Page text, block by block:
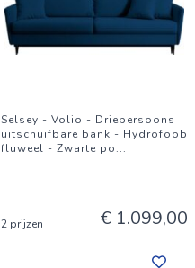
Selsey - Volio - Driepersoons
uitschuifbare bank - Hydrofoob
fluweel - Zwarte po...
2 prijzen € 1.099,00